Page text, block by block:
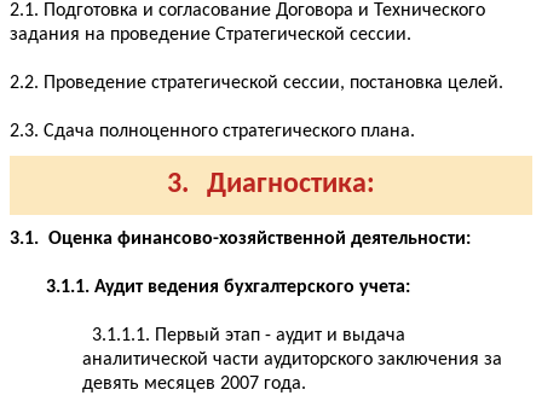
2.1. Подготовка и согласование Договора и Технического
задания на проведение Стратегической сессии.
2.2. Проведение стратегической сессии, постановка целей.
2.3. Сдача полноценного стратегического плана.
3. Диагностика:
3.1. Оценка финансово-хозяйственной деятельности:
3.1.1. Аудит ведения бухгалтерского учета:
3.1.1.1. Первый этап - аудит и выдача
аналитической части аудиторского заключения за
девять месяцев 2007 года.